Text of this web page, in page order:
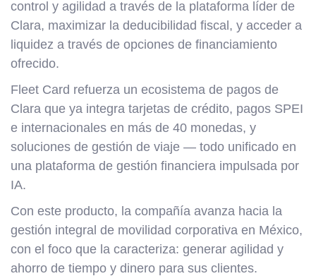
control y agilidad a través de la plataforma líder de
Clara, maximizar la deducibilidad fiscal, y acceder a
liquidez a través de opciones de financiamiento
ofrecido.
Fleet Card refuerza un ecosistema de pagos de
Clara que ya integra tarjetas de crédito, pagos SPEI
e internacionales en más de 40 monedas, y
soluciones de gestión de viaje — todo unificado en
una plataforma de gestión financiera impulsada por
IA.
Con este producto, la compañía avanza hacia la
gestión integral de movilidad corporativa en México,
con el foco que la caracteriza: generar agilidad y
ahorro de tiempo y dinero para sus clientes.